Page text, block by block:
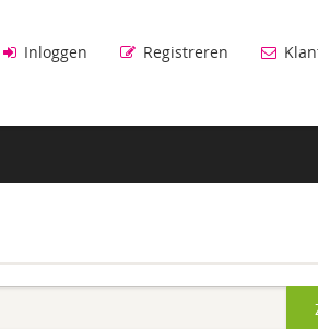
Inloggen Registreren